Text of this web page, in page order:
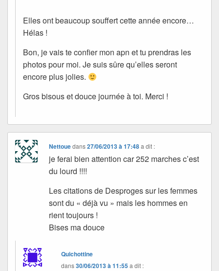
Elles ont beaucoup souffert cette année encore…
Hélas !
Bon, je vais te confier mon apn et tu prendras les
photos pour moi. Je suis sûre qu’elles seront
encore plus jolies.
Gros bisous et douce journée à toi. Merci !
Nettouedans27/06/2013 à 17:48 a dit :
je ferai bien attention car 252 marches c’est
du lourd !!!!
Les citations de Desproges sur les femmes
sont du « déjà vu » mais les hommes en
rient toujours !
Bises ma douce
Quichottine
dans30/06/2013 à 11:55a dit :